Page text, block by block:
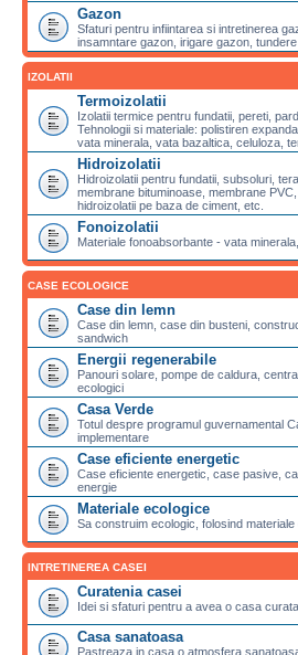
Gazon
Sfaturi pentru infiintarea si intretinerea
insamntare gazon, irigare gazon,
IZOLATII
Termoizolatii
Izolatii termice pentru fundatii, pereti,
Tehnologii si materiale: polistiren
vata minerala, vata bazaltica, celuloza,
Hidroizolatii
Hidroizolatii pentru fundatii, subsoluri,
membrane bituminoase, membrane
hidroizolatii pe baza de ciment, etc.
Fonoizolatii
Materiale fonoabsorbante - vata
CASE ECOLOGICE
Case din lemn
Case din lemn, case din busteni,
sandwich
Energii regenerabile
Panouri solare, pompe de caldura,
ecologici
Casa Verde
Totul despre programul guvernamental
implementare
Case eficiente energetic
Case eficiente energetic, case pasive,
energie
Materiale ecologice
Sa construim ecologic, folosind materiale
INTRETINEREA CASEI
Curatenia casei
Idei si sfaturi pentru a avea o casa
Casa sanatoasa
Pastreaza in casa o atmosfera